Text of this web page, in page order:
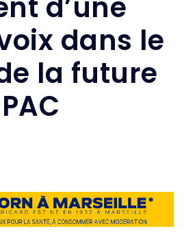
dans le
la future
PAC